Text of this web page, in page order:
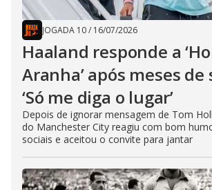
JOGADA 10/ 16/07/2026
Haaland responde a
Aranha’ após meses de
‘Só me diga o lugar’
Depois de ignorar mensagem de Tom
do Manchester City reagiu com bom
sociais e aceitou o convite para jantar